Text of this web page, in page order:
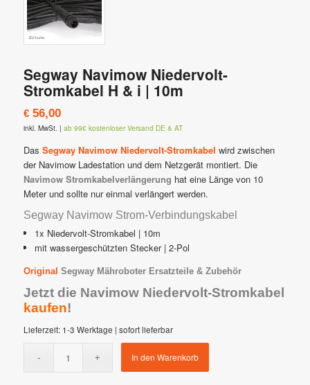
Segway Navimow Niedervolt-
Stromkabel H & i | 10m
€56,00
inkl. MwSt. | ab 99€ kostenloser Versand DE & AT
Das Segway Navimow Niedervolt-Stromkabel wird zwischen
der Navimow Ladestation und dem Netzgerät montiert. Die
Navimow Stromkabelverlängerung hat eine Länge von 10
Meter und sollte nur einmal verlängert werden.
Segway Navimow Strom-Verbindungskabel
1x Niedervolt-Stromkabel | 10m
mit wassergeschützten Stecker | 2-Pol
Original Segway Mähroboter Ersatzteile & Zubehör
Jetzt die Navimow Niedervolt-Stromkabel
kaufen!
Lieferzeit: 1-3 Werktage | sofort lieferbar
In den Warenkorb